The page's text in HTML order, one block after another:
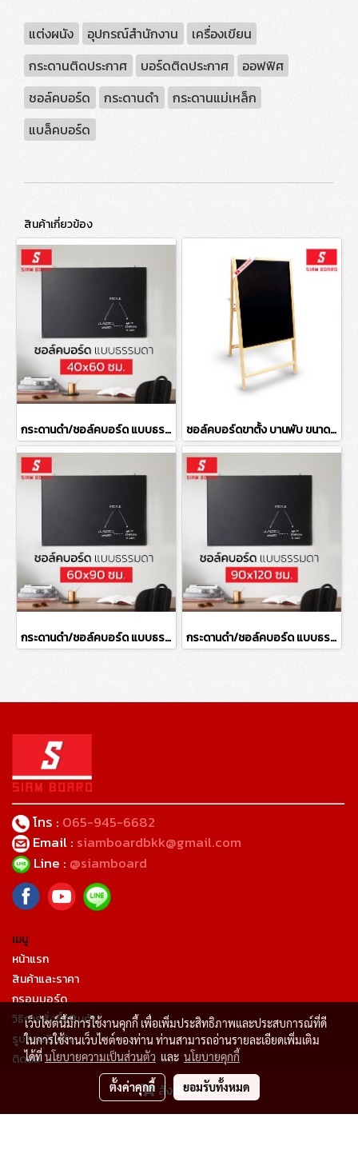
สั่งซื้อสินค้า
แต่งผนัง อุปกรณ์สำนักงาน
เครื่องเขียน
กระดานติดประกาศ
บอร์ดติดประกาศ
ออฟฟิศ
ชอล์คบอร์ด
กระดานดำ
กระดานแม่เหล็ก
แบล็คบอร์ด
สินค้าเกี่ยวข้อง
กระดานดำ/ชอล์คบอร์ด แบบธรรมดา ขนาด 40x60 ซม. ชอล์คบอร์ดขาตั้ง บานพับ ขนาด 60x90 ซม.
กระดานดำ/ชอล์คบอร์ด แบบธรรมดา ขนาด 60x90 ซม. กระดานดำ/ชอล์คบอร์ด แบบธรรมดา ขนาด 90x120 ซม.
โทร : 065-945-6682
Email : siamboardbkk@gmail.com
Line : @siamboard
เมนู
หน้าแรก
สินค้าและราคา
กรอบบอร์ด
วิธิการสั่งซื้อสินค้า
รูปภาพสินค้า
ติดต่อ
เว็บไซต์นี้มีการใช้งานคุกกี้ เพื่อเพิ่มประสิทธิภาพและประสบการณ์ที่ดี
ในการใช้งานเว็บไซต์ของท่าน ท่านสามารถอ่านรายละเอียดเพิ่มเติม
ได้ที่นโยบายความเป็นส่วนตัว และ นโยบายคุกกี้
ตั้งค่าคุกกี้ ยอมรับทั้งหมด